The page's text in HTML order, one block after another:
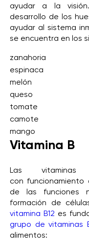
ayudar a la
desarrollo de los
ayudar al sistema
se encuentra en los
zanahoria
espinaca
melón
queso
tomate
camote
mango
Vitamina B
Las
con funcionamiento
de las funciones
formación de
vitamina B12 es
grupo de vitaminas
alimentos: